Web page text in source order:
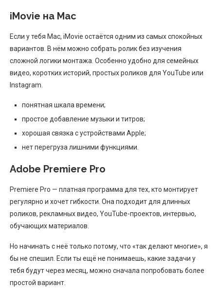
iMovie на Mac
Если у тебя Mac, iMovie остаётся одним из самых спокойных
вариантов. В нём можно собрать ролик без изучения
сложной логики монтажа. Особенно удобно для семейных
видео, коротких историй, простых роликов для YouTube или
Instagram.
понятная шкала времени;
простое добавление музыки и титров;
хорошая связка с устройствами Apple;
нет перегруза лишними функциями.
Adobe Premiere Pro
Premiere Pro — платная программа для тех, кто монтирует
регулярно и хочет гибкости. Она подходит для длинных
роликов, рекламных видео, YouTube-проектов, интервью,
обучающих материалов.
Но начинать с неё только потому, что «так делают многие», я
бы не спешил. Если ты ещё не понимаешь, какие задачи у
тебя будут через месяц, можно сначала попробовать более
простой вариант.